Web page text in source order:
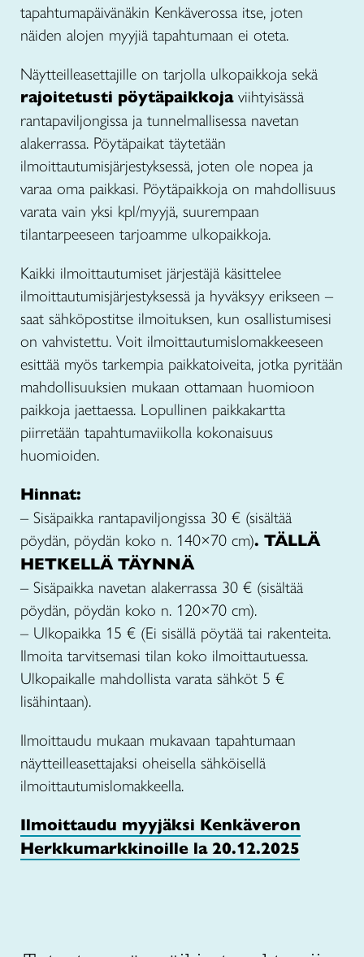
tapahtumapäivänäkin Kenkäverossa itse, joten
näiden alojen myyjiä tapahtumaan ei oteta.
Näytteilleasettajille on tarjolla ulkopaikkoja sekä
rajoitetusti pöytäpaikkojaviihtyisässä
rantapaviljongissa ja tunnelmallisessa navetan
alakerrassa. Pöytäpaikat täytetään
ilmoittautumisjärjestyksessä, joten ole nopea ja
varaa oma paikkasi. Pöytäpaikkoja on mahdollisuus
varata vain yksi kpl/myyjä, suurempaan
tilantarpeeseen tarjoamme ulkopaikkoja.
Kaikki ilmoittautumiset järjestäjä käsittelee
ilmoittautumisjärjestyksessä ja hyväksyy erikseen –
saat sähköpostitse ilmoituksen, kun osallistumisesi
on vahvistettu. Voit ilmoittautumislomakkeeseen
esittää myös tarkempia paikkatoiveita, jotka pyritään
mahdollisuuksien mukaan ottamaan huomioon
paikkoja jaettaessa. Lopullinen paikkakartta
piirretään tapahtumaviikolla kokonaisuus
huomioiden.
Hinnat:
– Sisäpaikka rantapaviljongissa 30 € (sisältää
pöydän, pöydän koko n. 140×70 cm). TÄLLÄ
HETKELLÄ TÄYNNÄ
– Sisäpaikka navetan alakerrassa 30 € (sisältää
pöydän, pöydän koko n. 120×70 cm).
– Ulkopaikka 15 € (Ei sisällä pöytää tai rakenteita.
Ilmoita tarvitsemasi tilan koko ilmoittautuessa.
Ulkopaikalle mahdollista varata sähköt 5 €
lisähintaan).
Ilmoittaudu mukaan mukavaan tapahtumaan
näytteilleasettajaksi oheisella sähköisellä
ilmoittautumislomakkeella.
Ilmoittaudu myyjäksi Kenkäveron
Herkkumarkkinoille la 20.12.2025